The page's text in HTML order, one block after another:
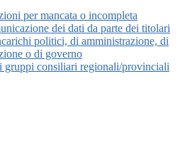
per mancata o incompleta
dei dati da parte dei titolari
politici, di amministrazione, di
o di governo
gruppi consiliari regionali/provinciali